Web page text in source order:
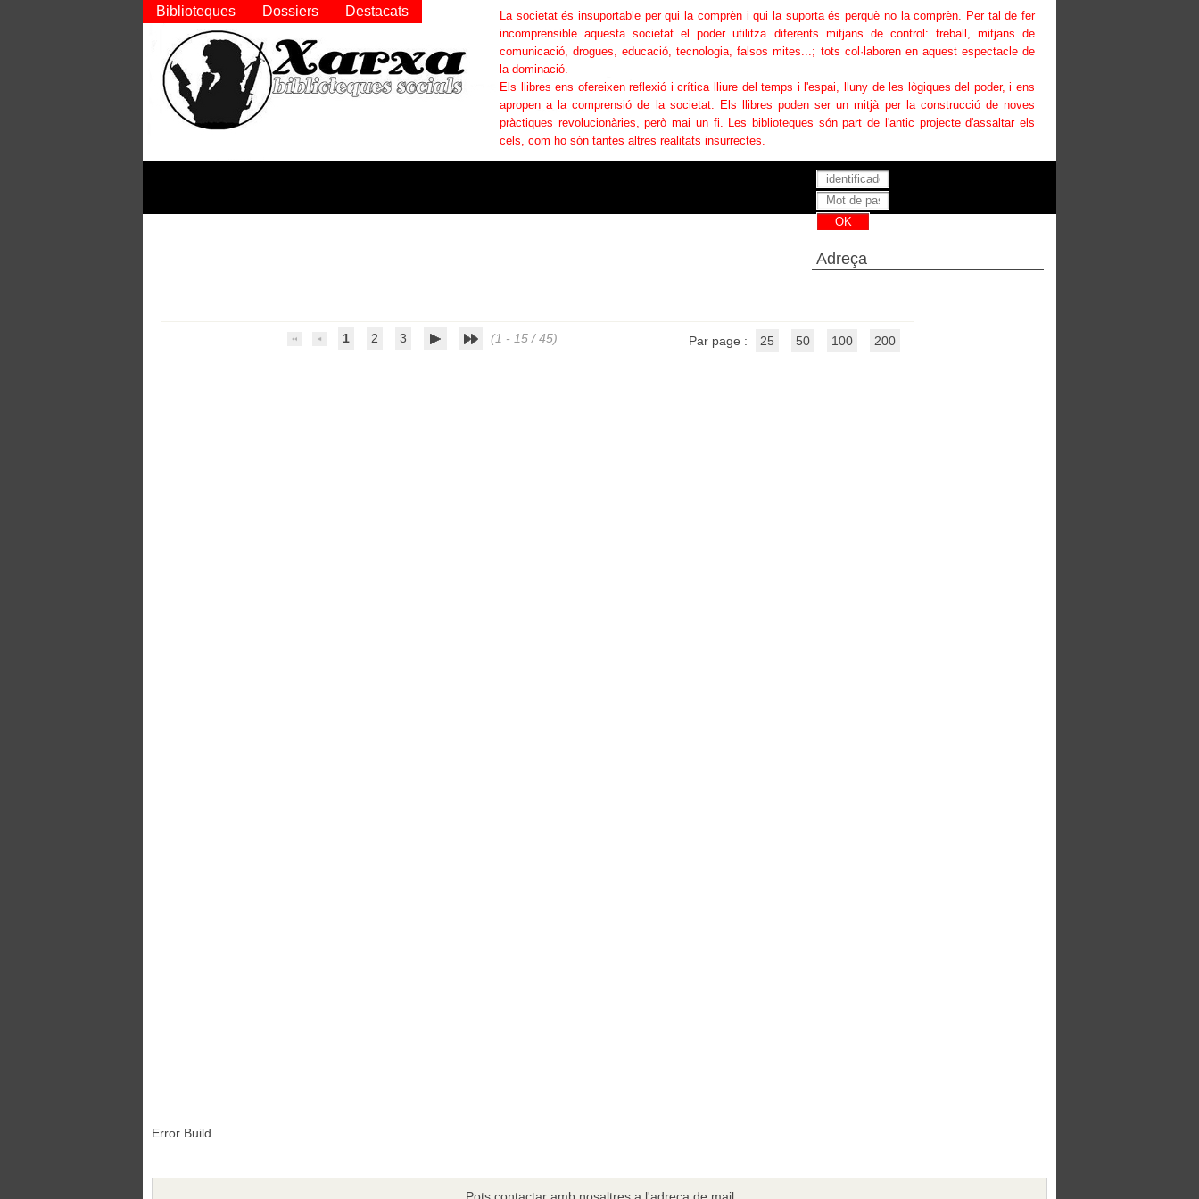
1 2 3 (1 - 15 / 45) Par page : 25 50 100 200
Error Build
La societat és insuportable per qui la comprèn i qui la suporta és perquè no la comprèn. Per tal de fer
incomprensible aquesta societat el poder utilitza diferents mitjans de control: treball, mitjans de
comunicació, drogues, educació, tecnologia, falsos mites...; tots col·laboren en aquest espectacle de
la dominació.
Els llibres ens ofereixen reflexió i crítica lliure del temps i l'espai, lluny de les lògiques del poder, i ens
apropen a la comprensió de la societat. Els llibres poden ser un mitjà per la construcció de noves
pràctiques revolucionàries, però mai un fi. Les biblioteques són part de l'antic projecte d'assaltar els
cels, com ho són tantes altres realitats insurrectes.
Biblioteques Dossiers Destacats
Adreça